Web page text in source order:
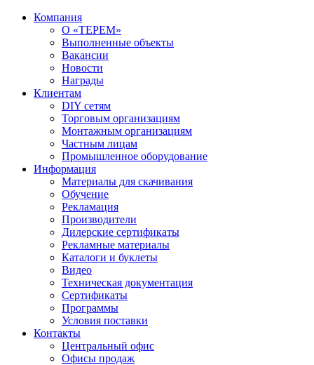
Компания
О «ТЕРЕМ»
Выполненные объекты
Вакансии
Новости
Награды
Клиентам
DIY сетям
Торговым организациям
Монтажным организациям
Частным лицам
Промышленное оборудование
Информация
Материалы для скачивания
Обучение
Рекламация
Производители
Дилерские сертификаты
Рекламные материалы
Каталоги и буклеты
Видео
Техническая документация
Сертификаты
Программы
Условия поставки
Контакты
Центральный офис
Офисы продаж